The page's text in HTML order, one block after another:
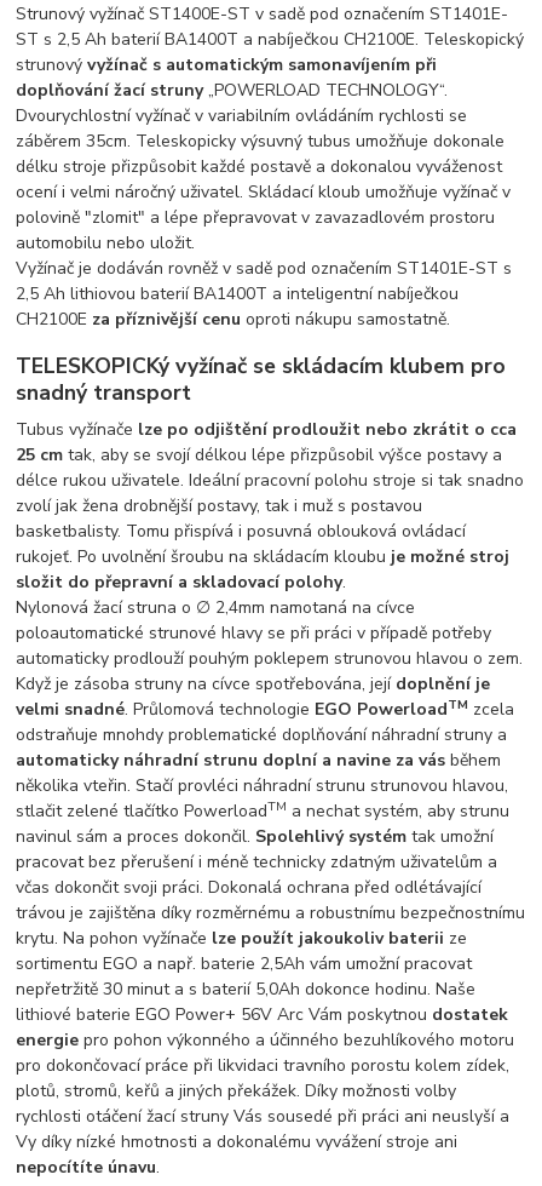
Strunový vyžínač ST1400E-ST v sadě pod označením ST1401E-
ST s 2,5 Ah baterií BA1400T a nabíječkou CH2100E. Teleskopický
strunovývyžínač s automatickým samonavíjením při
doplňování žací struny„POWERLOAD TECHNOLOGY“.
Dvourychlostní vyžínač v variabilním ovládáním rychlosti se
záběrem 35cm. Teleskopicky výsuvný tubus umožňuje dokonale
délku stroje přizpůsobit každé postavě a dokonalou vyváženost
ocení i velmi náročný uživatel. Skládací kloub umožňuje vyžínač v
polovině "zlomit" a lépe přepravovat v zavazadlovém prostoru
automobilu nebo uložit.
Vyžínač je dodáván rovněž v sadě pod označením ST1401E-ST s
2,5 Ah lithiovou baterií BA1400T a inteligentní nabíječkou
CH2100E za příznivější cenu oproti nákupu samostatně.
TELESKOPICKý vyžínač se skládacím klubem pro
snadný transport
Tubus vyžínače lze po odjištění prodloužit nebo zkrátit o cca
25 cm tak, aby se svojí délkou lépe přizpůsobil výšce postavy a
délce rukou uživatele. Ideální pracovní polohu stroje si tak snadno
zvolí jak žena drobnější postavy, tak i muž s postavou
basketbalisty. Tomu přispívá i posuvná oblouková ovládací
rukojeť. Po uvolnění šroubu na skládacím kloubu je možné stroj
složit do přepravní a skladovací polohy.
Nylonová žací struna o ∅ 2,4mm namotaná na cívce
poloautomatické strunové hlavy se při práci v případě potřeby
automaticky prodlouží pouhým poklepem strunovou hlavou o zem.
Když je zásoba struny na cívce spotřebována, její doplnění je
velmi snadné. Průlomová technologie EGO PowerloadTM zcela
odstraňuje mnohdy problematické doplňování náhradní struny a
automaticky náhradní strunu doplní a navine za vás během
několika vteřin. Stačí provléci náhradní strunu strunovou hlavou,
stlačit zelené tlačítko PowerloadTM a nechat systém, aby strunu
navinul sám a proces dokončil. Spolehlivý systém tak umožní
pracovat bez přerušení i méně technicky zdatným uživatelům a
včas dokončit svoji práci. Dokonalá ochrana před odlétávající
trávou je zajištěna díky rozměrnému a robustnímu bezpečnostnímu
krytu. Na pohon vyžínače lze použít jakoukoliv baterii ze
sortimentu EGO a např. baterie 2,5Ah vám umožní pracovat
nepřetržitě 30 minut a s baterií 5,0Ah dokonce hodinu. Naše
lithiové baterie EGO Power+ 56V Arc Vám poskytnou dostatek
energie pro pohon výkonného a účinného bezuhlíkového motoru
pro dokončovací práce při likvidaci travního porostu kolem zídek,
plotů, stromů, keřů a jiných překážek. Díky možnosti volby
rychlosti otáčení žací struny Vás sousedé při práci ani neuslyší a
Vy díky nízké hmotnosti a dokonalému vyvážení stroje ani
nepocítíte únavu.